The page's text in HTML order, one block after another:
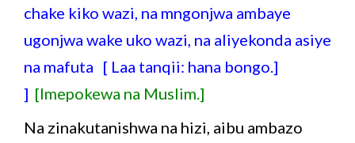
chake kiko wazi, na mngonjwa ambaye
ugonjwa wake uko wazi, na aliyekonda asiye
na mafuta [ Laa tanqii: hana bongo.]
] [Imepokewa na Muslim.]
Na zinakutanishwa na hizi, aibu ambazo